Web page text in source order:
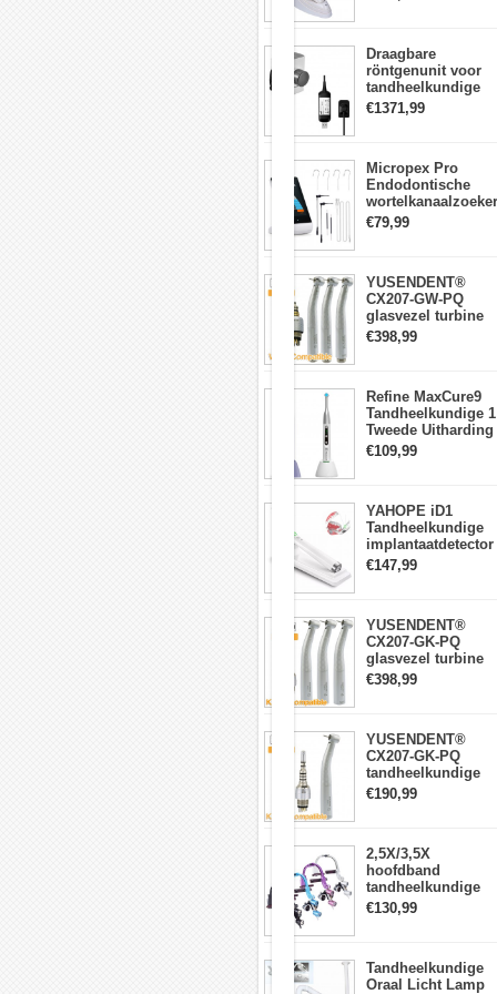
lichtmeter 2000
Draagbare
röntgenunit voor
tandheelkundige
apparatuur met
hoge frequentie +
€1371,99
Micropex Pro
Endodontische
wortelkanaalzoeker
Apex Locator voor
€79,99
YUSENDENT®
CX207-GW-PQ
glasvezel turbine
handstuk W&H
compatibel
€398,99
Refine MaxCure9
Tandheelkundige 1
Tweede Uitharding
LED-
uithardingslamp
€109,99
YAHOPE iD1
Tandheelkundige
implantaatdetector
implantaatlocator
slimme
€147,99
YUSENDENT®
CX207-GK-PQ
glasvezel turbine
handstuk KAVO-
compatibel
x3)
€398,99
YUSENDENT®
CX207-GK-PQ
tandheelkundige
turbine-handstuk
compatibel met
€190,99
2,5X/3,5X
hoofdband
tandheelkundige
verrekijkerloepen
met 5W LED-
€130,99
Tandheelkundige
Oraal Licht Lamp
positie)
4.
Niet-
traps
snelheidssysteem
ontworpen
om
van
nul
tot
35.000
produceren
door
gebruik
te
maken
snelheidssysteem)
5.
linksdraaimogelijkheid
voor
de
tandheelkundige
N8-
micromotor
6.
Voet
AAN/UIT-
schakelaarsysteem
(variabel
besturingssysteem
met
voet)
Automatische
stop
schakelt
licht
met
alarmerend
piepgeluid
8.
Gemakkelijke